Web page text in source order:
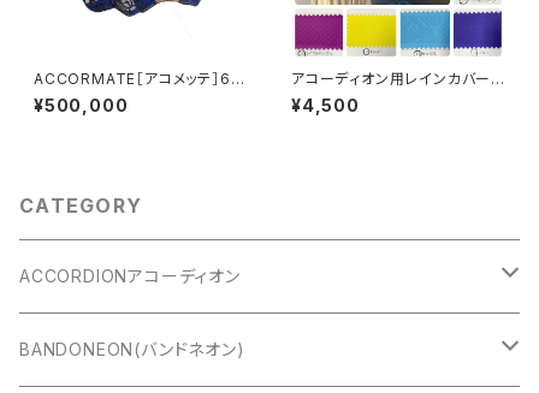
ACCORMATE［アコメッテ］60
ボタン 96BASS
¥500,000
アコーディオン用レインカバー
中型 カラーオーダー【ドイツ水
害チャリティ商品】
¥4,500
CATEGORY
ACCORDIONアコーディオン
CAVAGNOLO(キャバニョロ)
BANDONEON(バンドネオン)